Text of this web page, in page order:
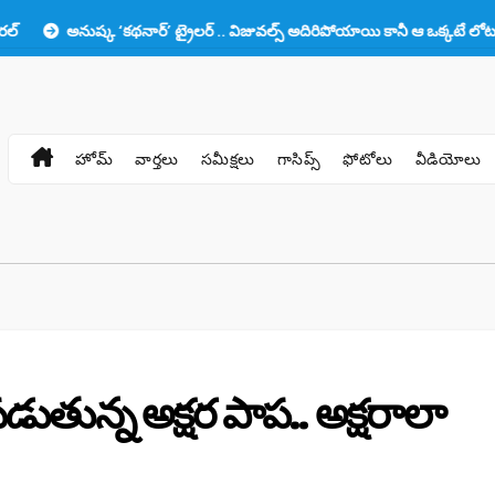
ట్రైలర్ .. విజువల్స్ అదిరిపోయాయి కానీ ఆ ఒక్కటే లోటు!! ప్రభాస్‌కు
హోమ్ వార్తలు సమీక్షలు గాసిప్స్ ఫోటోలు వీడియోలు
అక్షర పాప.. అక్షరాలా